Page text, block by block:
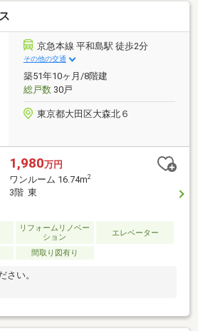
京急本線 平和島駅 徒歩2分
その他の交通
築51年10ヶ月/8階建
総戸数30戸
東京都大田区大森北６
1,980万円
ワンルーム 16.74m2
3階 東
リフォームリノベー
ション
エレベーター
間取り図有り
さい。